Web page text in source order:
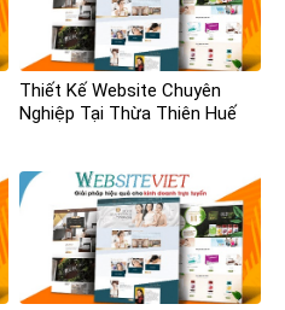
Thiết Kế Website Chuyên
Nghiệp Tại Thừa Thiên Huế